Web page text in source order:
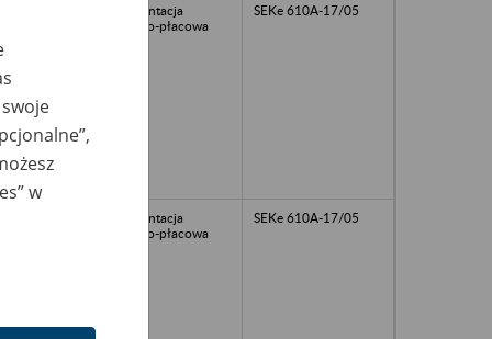
dokumentacja
osobowo-płacowa
SEKe 610A-17/05
dokumentacja
osobowo-płacowa
SEKe 610A-17/05
w